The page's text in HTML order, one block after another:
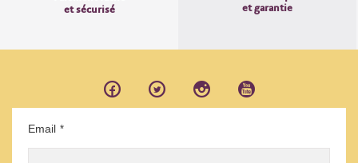
et sécurisé
et garantie
Email *